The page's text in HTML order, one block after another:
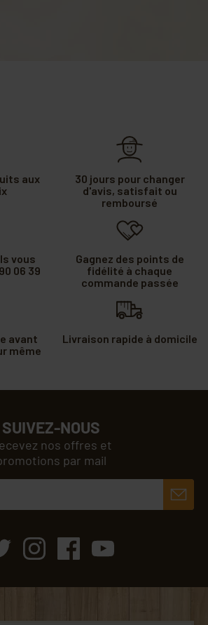
aux
30 jours pour changer
d'avis, satisfait ou
remboursé
vous
06 39
Gagnez des points de
fidélité à chaque
commande passée
avant
même
Livraison rapide à domicile
SUIVEZ-NOUS
nos offres et
par mail